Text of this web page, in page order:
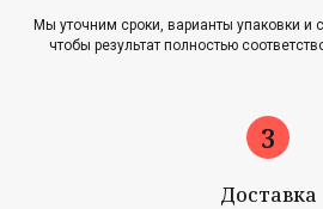
Мы уточним сроки, варианты упаковки и
чтобы результат полностью
Доставка